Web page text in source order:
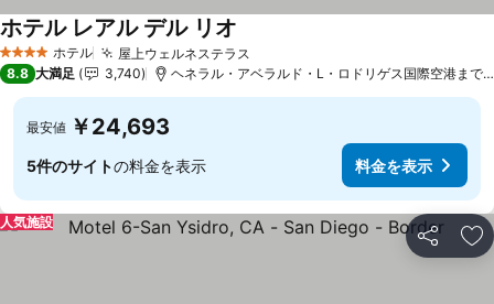
4 ホテルのランク
ホテル 屋上ウェルネステラス
ホテル レアル デル リオ
8.8 大満足 3,740 ヘネラル・アベラルド・L・ロドリゲス国際空港まで
最安値 ￥24,693
5件のサイトの料金を表示 料金を表示
シェア お
人気施設